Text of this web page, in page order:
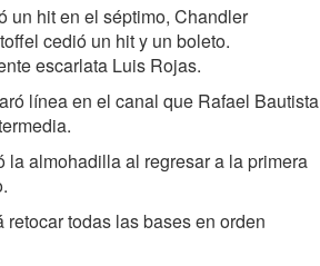
un hit en el séptimo, Chandler
cedió un hit y un boleto.
escarlata Luis Rojas.
línea en el canal que Rafael Bautista
almohadilla al regresar a la primera
todas las bases en orden